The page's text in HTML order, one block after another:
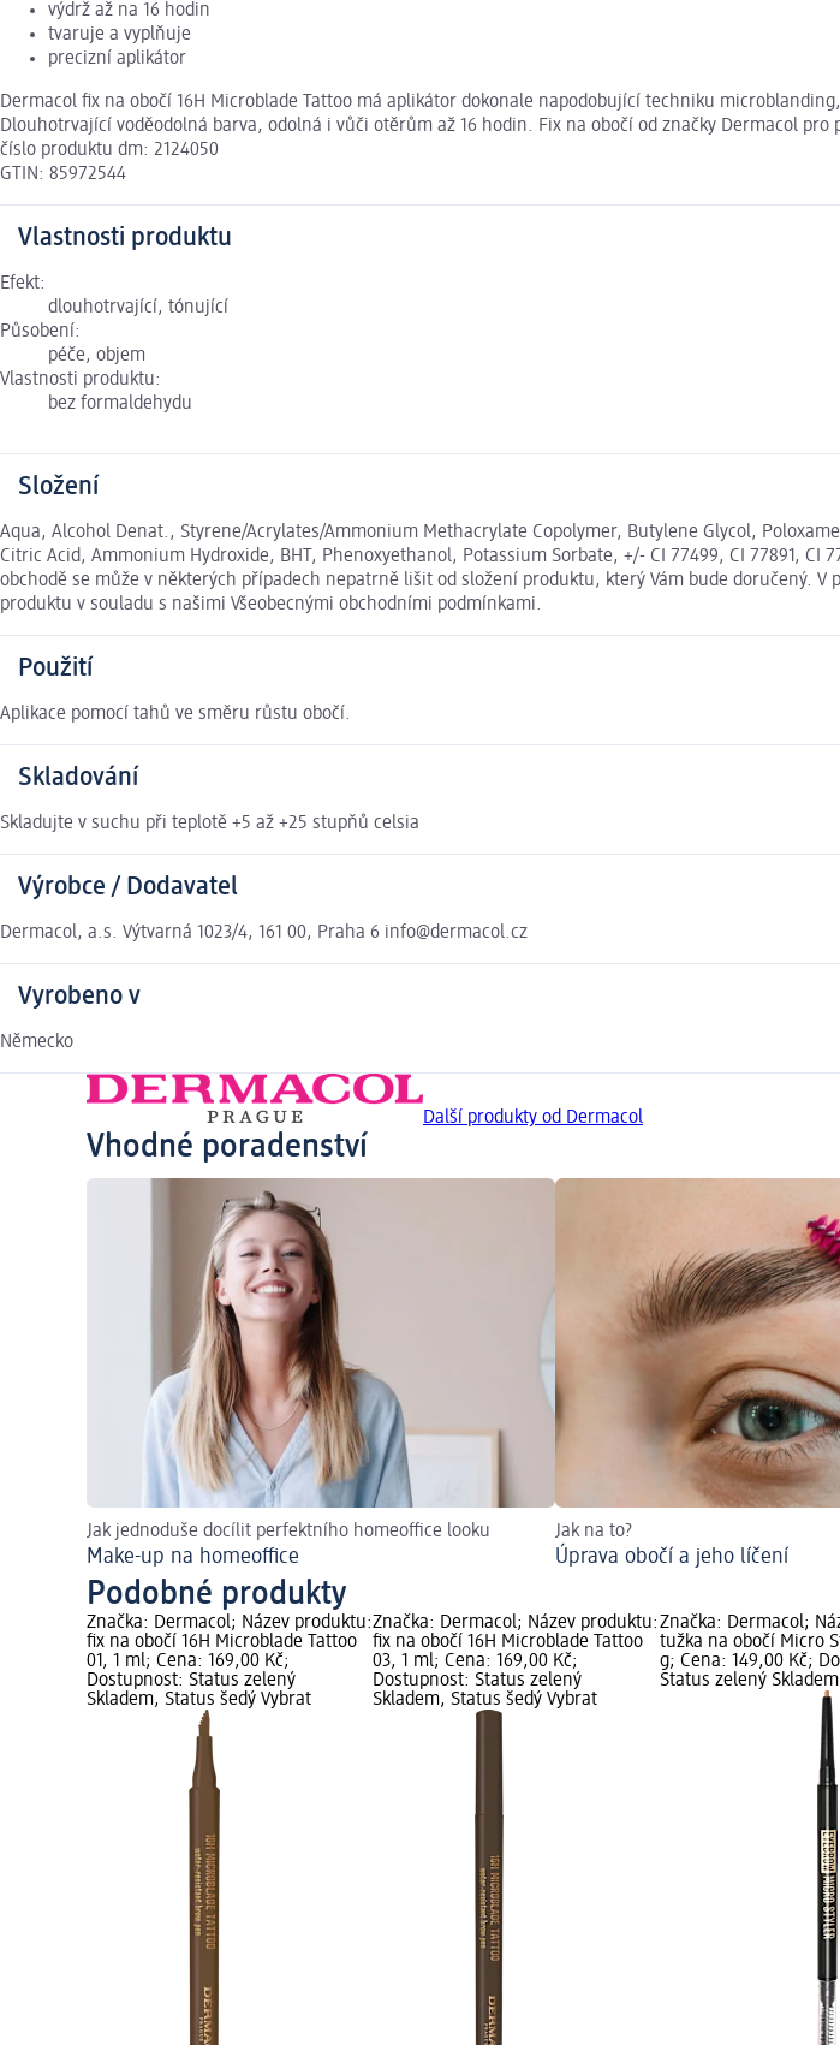
výdrž až na 16 hodin
tvaruje a vyplňuje
precizní aplikátor
Dermacol fix na obočí 16H Microblade Tattoo má aplikátor dokonale napodobující techniku
Dlouhotrvající voděodolná barva, odolná i vůči otěrům až 16 hodin. Fix na obočí od značky Dermacol pro
číslo produktu dm: 2124050
GTIN: 85972544
Vlastnosti produktu
Efekt:
dlouhotrvající, tónující
Působení:
péče, objem
Vlastnosti produktu:
bez formaldehydu
Složení
Aqua, Alcohol Denat., Styrene/Acrylates/Ammonium Methacrylate Copolymer, Butylene Glycol,
Citric Acid, Ammonium Hydroxide, BHT, Phenoxyethanol, Potassium Sorbate, +/- CI 77499, CI 77891, CI
obchodě se může v některých případech nepatrně lišit od složení produktu, který Vám bude doručený.
produktu v souladu s našimi Všeobecnými obchodními podmínkami.
Použití
Aplikace pomocí tahů ve směru růstu obočí.
Skladování
Skladujte v suchu při teplotě +5 až +25 stupňů celsia
Výrobce / Dodavatel
Dermacol, a.s. Výtvarná 1023/4, 161 00, Praha 6 info@dermacol.cz
Vyrobeno v
Německo
Další produkty od Dermacol
Vhodné poradenství
Jak jednoduše docílit perfektního homeoffice looku
Make-up na homeoffice
Jak na to?
Úprava obočí a jeho líčení
Podobné produkty
Značka: Dermacol; Název produktu:
fix na obočí 16H Microblade Tattoo
01, 1 ml; Cena: 169,00 Kč;
Dostupnost: Status zelený
Skladem, Status šedý Vybrat
Značka: Dermacol; Název produktu:
fix na obočí 16H Microblade Tattoo
03, 1 ml; Cena: 169,00 Kč;
Dostupnost: Status zelený
Skladem, Status šedý Vybrat
Značka: Dermacol;
tužka na obočí Micro
g; Cena: 149,00 Kč;
Status zelený